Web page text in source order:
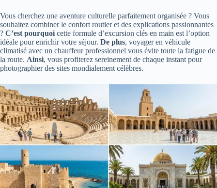
Vous cherchez une aventure culturelle parfaitement organisée ? Vous
souhaitez combiner le confort routier et des explications passionnantes
? C’est pourquoi cette formule d’excursion clés en main est l’option
idéale pour enrichir votre séjour. De plus, voyager en véhicule
climatisé avec un chauffeur professionnel vous évite toute la fatigue de
la route. Ainsi, vous profiterez sereinement de chaque instant pour
photographier des sites mondialement célèbres.